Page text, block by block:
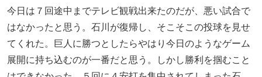
今日は７回途中までテレビ観戦出来たのだが、悪い試合で
はなかったと思う。石川が復帰し、そこそこの投球を見せ
てくれた。巨人に勝つとしたらやはり今日のようなゲーム
展開に持ち込むのが一番だと思う。しかし勝利を掴むこと